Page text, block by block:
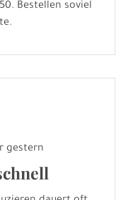
Bestellen soviel
gestern